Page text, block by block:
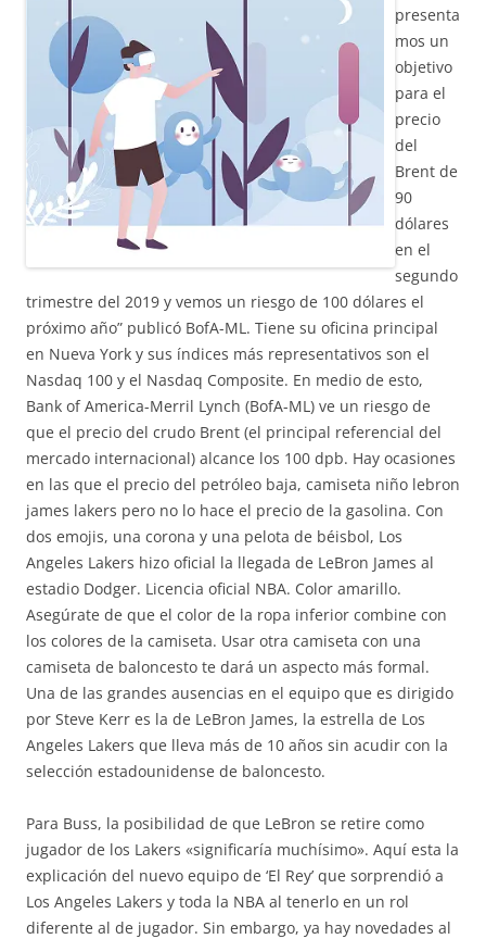
presenta
mos un
objetivo
para el
precio
del
Brent de
90
dólares
en el
segundo
trimestre del 2019 y vemos un riesgo de 100 dólares el
próximo año” publicó BofA-ML. Tiene su oficina principal
en Nueva York y sus índices más representativos son el
Nasdaq 100 y el Nasdaq Composite. En medio de esto,
Bank of America-Merril Lynch (BofA-ML) ve un riesgo de
que el precio del crudo Brent (el principal referencial del
mercado internacional) alcance los 100 dpb. Hay ocasiones
en las que el precio del petróleo baja, camiseta niño lebron
james lakers pero no lo hace el precio de la gasolina. Con
dos emojis, una corona y una pelota de béisbol, Los
Angeles Lakers hizo oficial la llegada de LeBron James al
estadio Dodger. Licencia oficial NBA. Color amarillo.
Asegúrate de que el color de la ropa inferior combine con
los colores de la camiseta. Usar otra camiseta con una
camiseta de baloncesto te dará un aspecto más formal.
Una de las grandes ausencias en el equipo que es dirigido
por Steve Kerr es la de LeBron James, la estrella de Los
Angeles Lakers que lleva más de 10 años sin acudir con la
selección estadounidense de baloncesto.
Para Buss, la posibilidad de que LeBron se retire como
jugador de los Lakers «significaría muchísimo». Aquí esta la
explicación del nuevo equipo de ‘El Rey’ que sorprendió a
Los Angeles Lakers y toda la NBA al tenerlo en un rol
diferente al de jugador. Sin embargo, ya hay novedades al